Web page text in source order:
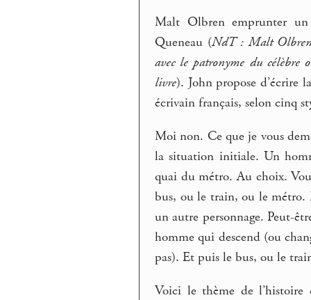
Malt Olbren emprunter
Queneau (NdT : Malt
avec le patronyme du célèbre
livre). John propose d’écrire
écrivain français, selon cinq
Moi non. Ce que je vous
la situation initiale. Un
quai du métro. Au choix.
bus, ou le train, ou le métro.
un autre personnage. Peut-
homme qui descend (ou
pas). Et puis le bus, ou le
Voici le thème de l’histoire